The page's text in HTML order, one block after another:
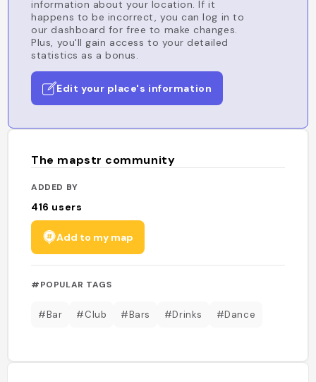
information about your location. If it
happens to be incorrect, you can log in to
our dashboard for free to make changes.
Plus, you'll gain access to your detailed
statistics as a bonus.
Edit your place's information
The mapstr community
ADDED BY
416 users
Add to my map
#POPULAR TAGS
#Bar #Club #Bars #Drinks #Dance